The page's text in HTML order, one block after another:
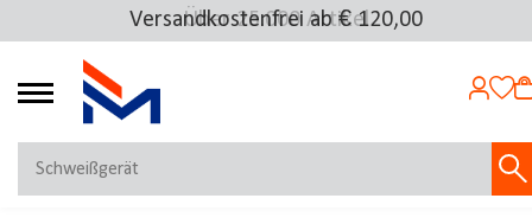
Über 25.000 Artikel
Versandkostenfrei ab € 120,00
4.69